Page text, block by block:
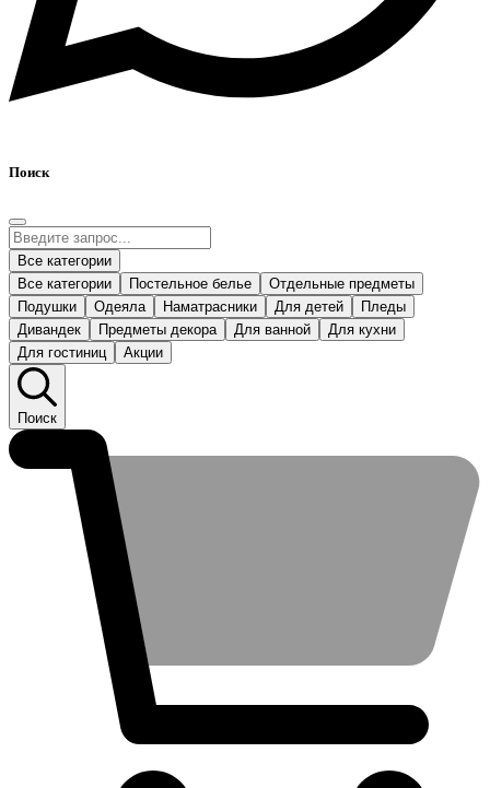
Поиск
Все категории
Все категории
Постельное белье
Отдельные предметы
Подушки
Одеяла Наматрасники Для детей
Пледы
Дивандек
Предметы декора Для ванной
Для кухни
Для гостиниц
Акции
Поиск